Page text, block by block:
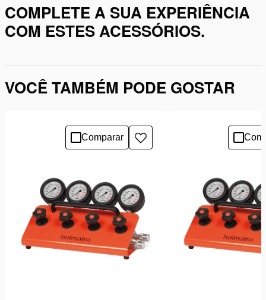
COMPLETE A SUA EXPERIÊNCIA
COM ESTES ACESSÓRIOS.
VOCÊ TAMBÉM PODE GOSTAR
Comparar
Adicionar
à
desejos